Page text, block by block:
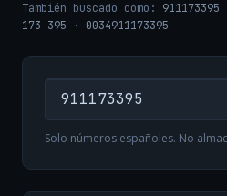
También buscado como: 911173395
173 395 · 0034911173395
Solo números españoles. No